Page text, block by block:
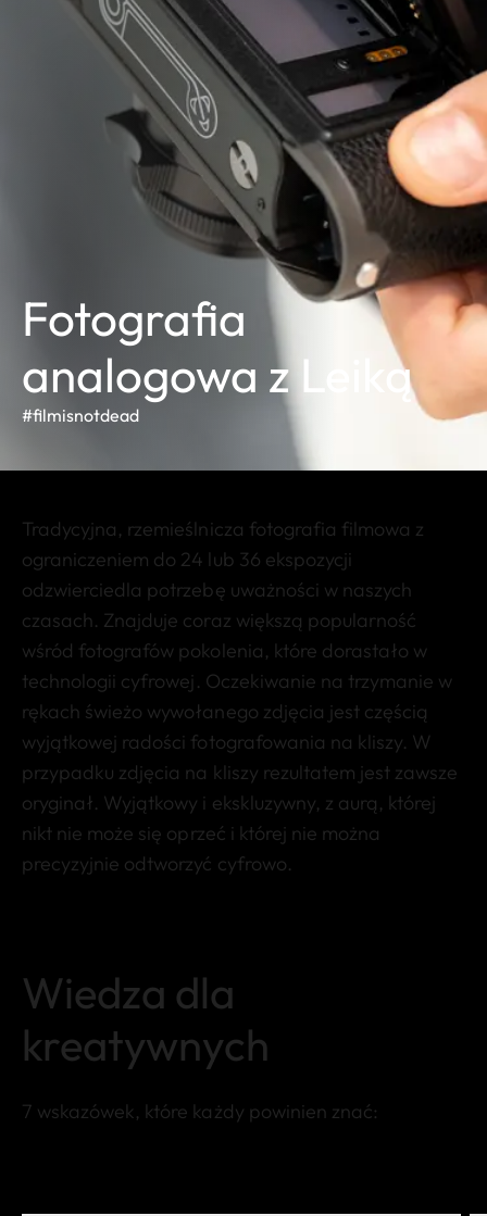
Fotografia
analogowa z Leiką
#filmisnotdead
Tradycyjna, rzemieślnicza fotografia filmowa z
ograniczeniem do 24 lub 36 ekspozycji
odzwierciedla potrzebę uważności w naszych
czasach. Znajduje coraz większą popularność
wśród fotografów pokolenia, które dorastało w
technologii cyfrowej. Oczekiwanie na trzymanie w
rękach świeżo wywołanego zdjęcia jest częścią
wyjątkowej radości fotografowania na kliszy. W
przypadku zdjęcia na kliszy rezultatem jest zawsze
oryginał. Wyjątkowy i ekskluzywny, z aurą, której
nikt nie może się oprzeć i której nie można
precyzyjnie odtworzyć cyfrowo.
Wiedza dla
kreatywnych
7 wskazówek, które każdy powinien znać: